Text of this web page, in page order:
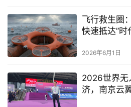
飞行救生圈
快速抵达”时
2026年6月1日
2026世界无
济，南京云